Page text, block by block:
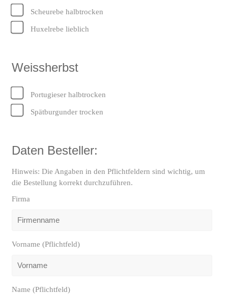
Scheurebe halbtrocken
Huxelrebe lieblich
Weissherbst
Portugieser halbtrocken
Spätburgunder trocken
Daten Besteller:
Hinweis: Die Angaben in den Pflichtfeldern sind wichtig, um
die Bestellung korrekt durchzuführen.
Firma
Vorname (Pflichtfeld)
Name (Pflichtfeld)